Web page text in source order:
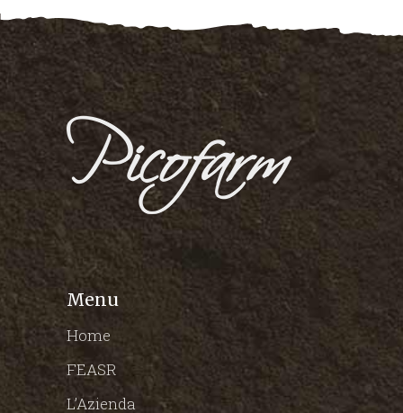
Menu
Home
FEASR
L’Azienda